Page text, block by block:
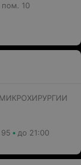
пом. 10
до 21:00